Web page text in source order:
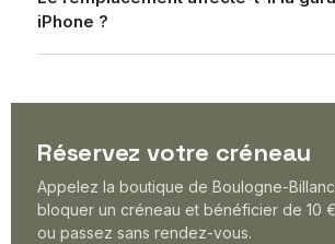
iPhone ?
Réservez votre créneau
Appelez la boutique de Boulogne-
bloquer un créneau et bénéficier de 10
ou passez sans rendez-vous.